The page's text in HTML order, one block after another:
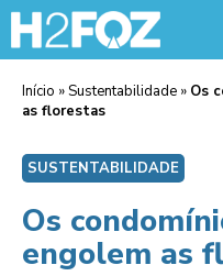
Início »Sustentabilidade » Os
as florestas
SUSTENTABILIDADE
Os
engolem as